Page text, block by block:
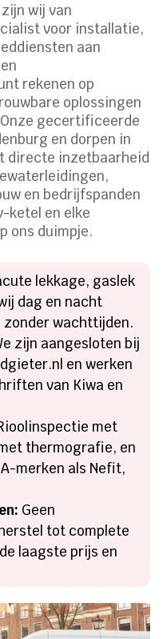
wij van
voor installatie,
aan
rekenen op
oplossingen
gecertificeerde
en dorpen in
directe inzetbaarheid
en bedrijfspanden
ketel en elke
ons duimpje.
lekkage, gaslek
dag en nacht
wachttijden.
zijn aangesloten bij
en werken
van Kiwa en
met
thermografie, en
merken als Nefit,
Geen
tot complete
laagste prijs en